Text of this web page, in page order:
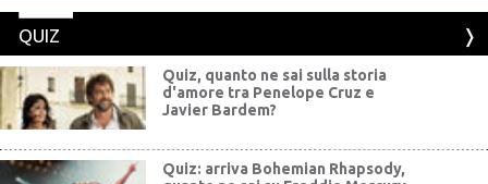
QUIZ
Quiz, quanto ne sai sulla storia
d'amore tra Penelope Cruz e
Javier Bardem?
Quiz: arriva Bohemian Rhapsody,